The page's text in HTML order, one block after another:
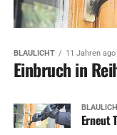
BLAULICHT 11 Jahren ago
Einbruch in
Erneut